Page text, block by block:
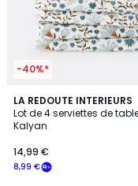
-40%*
LA REDOUTE INTERIEURS
Lot de 4 serviettes de
Kalyan
8,99 €
14,99 €
4
/
5